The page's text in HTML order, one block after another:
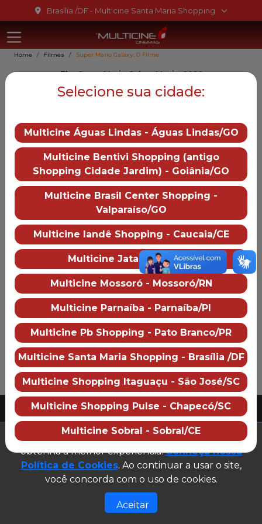
Ir para o conteúdo
Ir para o menu
Brasília /DF - Multicine Santa Maria Shopping
Multicine
Home Filmes Super Mario Galaxy: O Filme
The Super Mario Galaxy Movie, 2026
Super Mario Galaxy: O Filme
6
Gênero::Aventura,
Animação
Duração:98 min
Distruibução:
Universal Pictures
Trailer
— Super Mario Galaxy:
Mais informações
Multicine Santa Maria Shopping
Sobre o cinema
Como chegar
Preço dos ingressos
2026 Multicine cinemas
CNPJ: 07.609.246/0007-08
Desenvolvido e gerenciado por
Site público v1.0.0
Selecione sua cidade:
Multicine Águas Lindas - Águas Lindas/GO
Multicine Bentivi Shopping (antigo
Shopping Cidade Jardim) - Goiânia/GO
Multicine Brasil Center Shopping -
Valparaíso/GO
Multicine Iandê Shopping - Caucaia/CE
Multicine Jataí - Jataí/GO
Multicine Mossoró - Mossoró/RN
Multicine Parnaíba - Parnaíba/PI
Multicine Pb Shopping - Pato Branco/PR
Multicine Santa Maria Shopping - Brasília /DF
Multicine Shopping Itaguaçu - São José/SC
Multicine Shopping Pulse - Chapecó/SC
Multicine Sobral - Sobral/CE
Este site utiliza cookies para garantir que você
obtenha a melhor experiência.Conheça nossa
Política de Cookies. Ao continuar a usar o site,
você concorda com o uso de cookies.
Aceitar